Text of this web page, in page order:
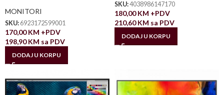
MONITORI
SKU: 6923172599001
170,00KM +PDV
198,90KM sa PDV
DODAJ U KORPU
SKU:4038986147170
180,00KM +PDV
210,60KM sa PDV
DODAJ U KORPU